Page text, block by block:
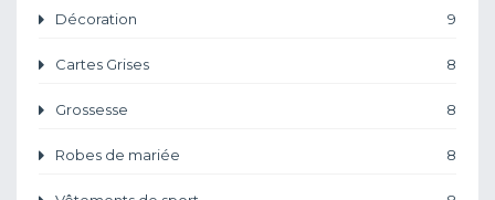
Décoration 9
Cartes Grises 8
Grossesse 8
Robes de mariée 8